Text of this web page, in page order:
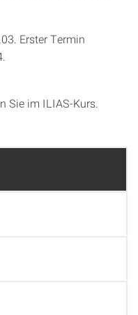
Erster Termin
Sie im ILIAS-Kurs.